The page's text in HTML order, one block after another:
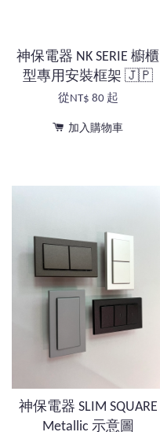
神保電器 NK SERIE 櫥櫃
型專用安裝框架 🇯🇵
從NT$ 80 起
加入購物車
神保電器 SLIM SQUARE
Metallic 示意圖